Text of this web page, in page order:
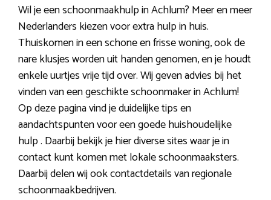
Wil je een schoonmaakhulp in Achlum? Meer en meer
Nederlanders kiezen voor extra hulp in huis.
Thuiskomen in een schone en frisse woning, ook de
nare klusjes worden uit handen genomen, en je houdt
enkele uurtjes vrije tijd over. Wij geven advies bij het
vinden van een geschikte schoonmaker in Achlum!
Op deze pagina vind je duidelijke tips en
aandachtspunten voor een goede huishoudelijke
hulp . Daarbij bekijk je hier diverse sites waar je in
contact kunt komen met lokale schoonmaaksters.
Daarbij delen wij ook contactdetails van regionale
schoonmaakbedrijven.